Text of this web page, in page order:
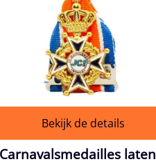
Bekijk de details
Carnavalsmedailles laten